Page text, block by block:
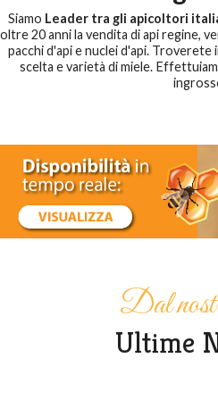
Siamo Leader tra gli apicoltori
oltre 20 anni la vendita di api regine,
pacchi d'api e nuclei d'api.
scelta e varietà di miele.
Ultime
Dal